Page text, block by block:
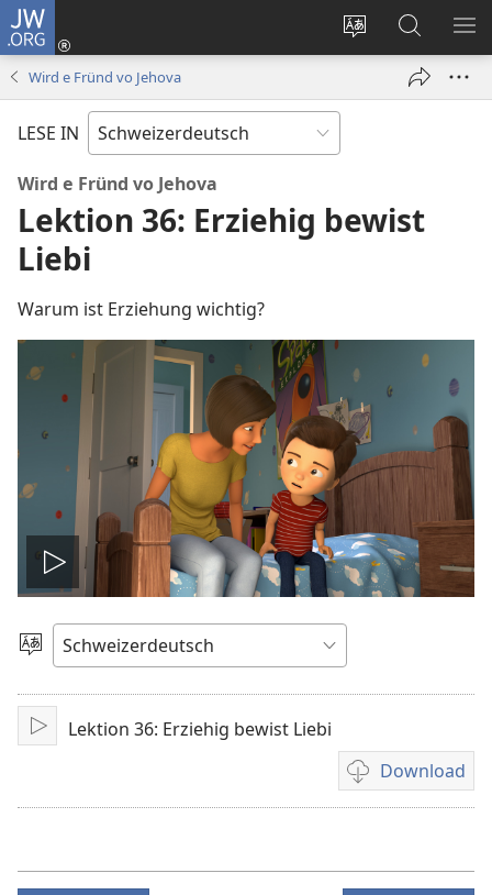
JW.ORG
Websitesprache
ändern
Anmelden
(öffnet
Suche
Wird e Fründ vo Jehova
LESE IN
Wird e Fründ vo Jehova
Lektion 36: Erziehig bewist
Liebi
Warum ist Erziehung wichtig?
Video
abspielen
Sprache
auswählen
AbspileLektion 36: Erziehig bewist Liebi
Download
für